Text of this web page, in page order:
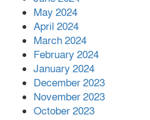
May 2024
April 2024
March 2024
February 2024
January 2024
December 2023
November 2023
October 2023